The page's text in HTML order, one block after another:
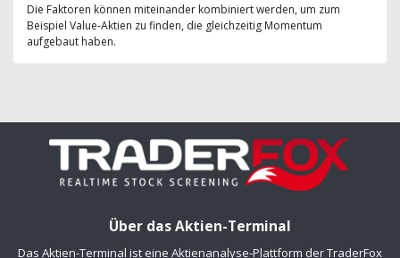
Die Faktoren können miteinander kombiniert werden, um zum
Beispiel Value-Aktien zu finden, die gleichzeitig Momentum
aufgebaut haben.
Über das Aktien-Terminal
Das Aktien-Terminal ist eine Aktienanalyse-Plattform der TraderFox